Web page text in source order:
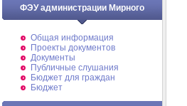
ФЭУ администрации Мирного
Общая информация
Проекты документов
Документы
Публичные слушания
Бюджет для граждан
Бюджет